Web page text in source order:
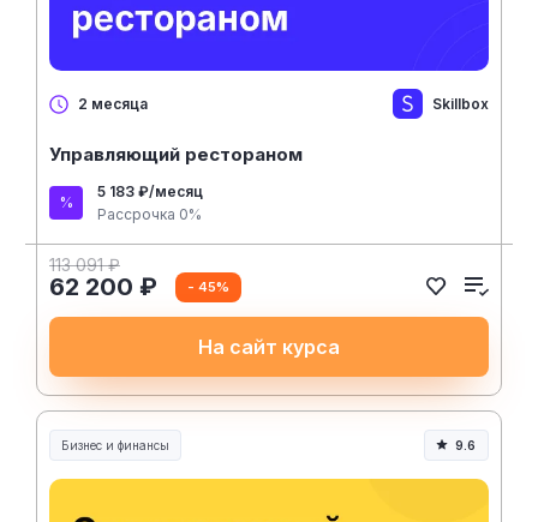
2 месяца Skillbox
Управляющий рестораном
5 183 ₽/месяц
Рассрочка 0%
113 091 ₽
62 200 ₽ - 45%
На сайт курса
Бизнес и финансы 9.6